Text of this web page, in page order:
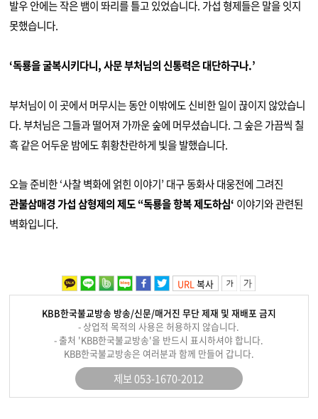
발우 안에는 작은 뱀이 똬리를 틀고 있었습니다. 가섭 형제들은 말을 잇지
못했습니다.
‘독룡을 굴복시키다니,사문 부처님의 신통력은 대단하구나.’
부처님이 이 곳에서 머무시는 동안 이밖에도 신비한 일이 끊이지 않았습니
다.부처님은 그들과 떨어져 가까운 숲에 머무셨습니다.그 숲은 가끔씩 칠
흑 같은 어두운 밤에도 휘황찬란하게 빛을 발했습니다.
오늘 준비한‘사찰 벽화에 얽힌 이야기’ 대구 동화사 대웅전에 그려진
관불삼매경 가섭 삼형제의 제도“독룡을 항복 제도하심‘ 이야기와 관련된
벽화입니다.
URL복사
KBB한국불교방송 방송/신문/매거진 무단 제재 및 재배포 금지
- 상업적 목적의 사용은 허용하지 않습니다.
- 출처 'KBB한국불교방송'을 반드시 표시하셔야 합니다.
KBB한국불교방송은 여러분과 함께 만들어 갑니다.
제보 053-1670-2012